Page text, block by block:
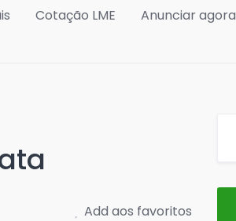
Cotação LME Anunciar agora
Add aos favoritos